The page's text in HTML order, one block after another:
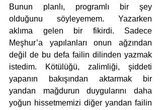
Bunun planlı, programlı bir şey
olduğunu söyleyemem. Yazarken
aklıma gelen bir fikirdi. Sadece
Meşhur’a yapılanları onun ağzından
değil de bu defa failin dilinden yazmak
istedim. Kötülüğü, zalimliği, şiddeti
yapanın bakışından aktarmak bir
yandan mağdurun duygularını daha
yoğun hissetmemizi diğer yandan failin